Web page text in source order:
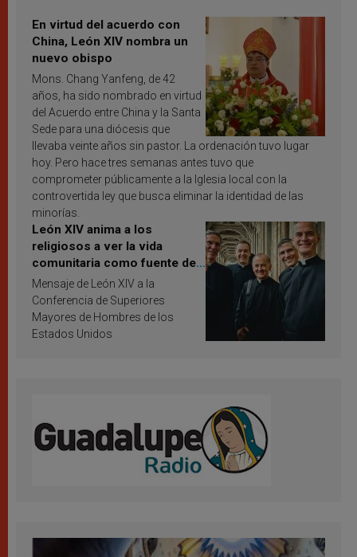
En virtud del acuerdo con
China, León XIV nombra un
nuevo obispo
Mons. Chang Yanfeng, de 42
años, ha sido nombrado en virtud
del Acuerdo entre China y la Santa
Sede para una diócesis que
llevaba veinte años sin pastor. La ordenación tuvo lugar
hoy. Pero hace tres semanas antes tuvo que
comprometer públicamente a la Iglesia local con la
controvertida ley que busca eliminar la identidad de las
minorías.
León XIV anima a los
religiosos a ver la vida
comunitaria como fuente de
inspiración y santificación
Mensaje de León XIV a la
Conferencia de Superiores
Mayores de Hombres de los
Estados Unidos